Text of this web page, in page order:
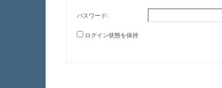
パスワード:
ログイン状態を保持